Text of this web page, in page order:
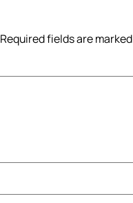
Required fields are marked